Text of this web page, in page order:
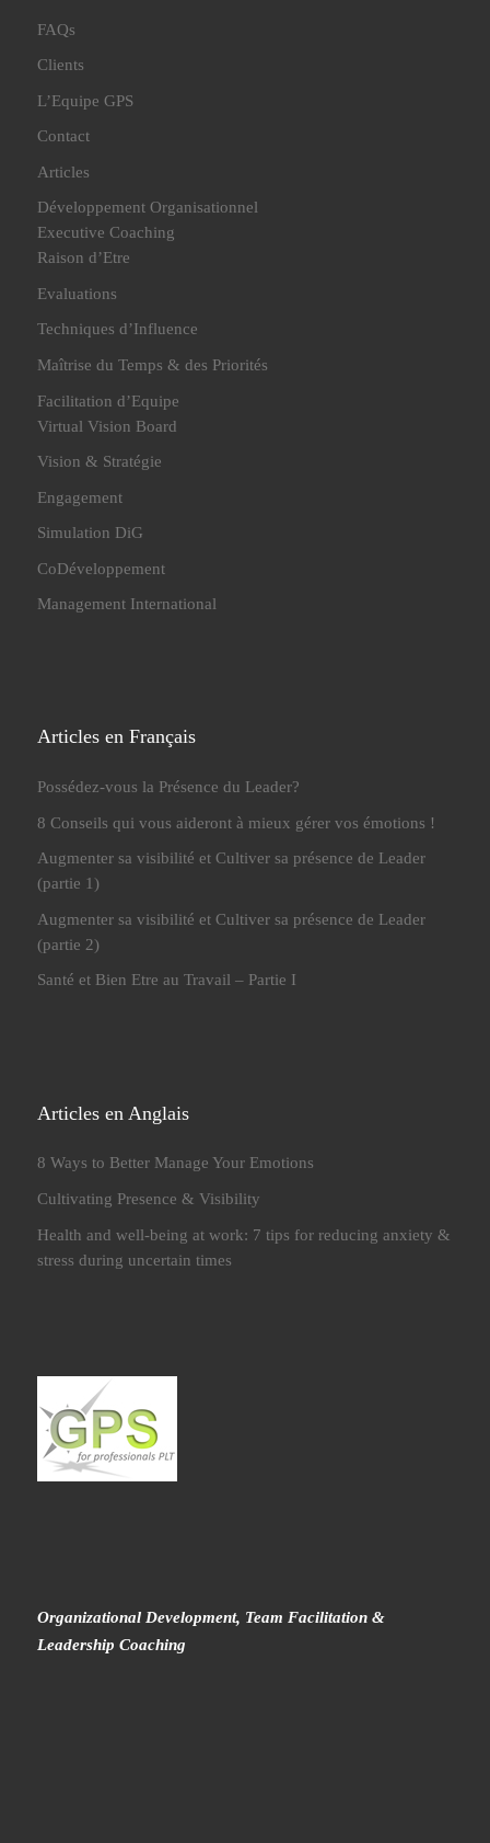
FAQs
Clients
L’Equipe GPS
Contact
Articles
Développement Organisationnel
Executive Coaching
Raison d’Etre
Evaluations
Techniques d’Influence
Maîtrise du Temps & des Priorités
Facilitation d’Equipe
Virtual Vision Board
Vision & Stratégie
Engagement
Simulation DiG
CoDéveloppement
Management International
Articles en Français
Possédez-vous la Présence du Leader?
8 Conseils qui vous aideront à mieux gérer vos émotions !
Augmenter sa visibilité et Cultiver sa présence de Leader
(partie 1)
Augmenter sa visibilité et Cultiver sa présence de Leader
(partie 2)
Santé et Bien Etre au Travail – Partie I
Articles en Anglais
8 Ways to Better Manage Your Emotions
Cultivating Presence & Visibility
Health and well-being at work: 7 tips for reducing anxiety &
stress during uncertain times
Organizational Development, Team Facilitation &
Leadership Coaching